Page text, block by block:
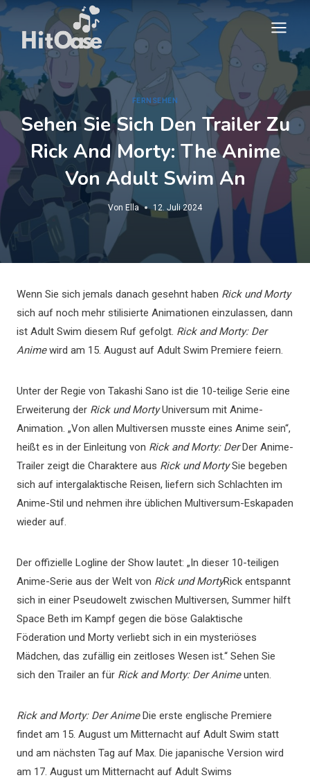
Zum
Inhalt
springen
FERNSEHEN
Sehen Sie Sich Den Trailer Zu
Rick And Morty: The Anime
Von Adult Swim An
Von Ella 12. Juli 2024
Wenn Sie sich jemals danach gesehnt haben Rick und Morty
sich auf noch mehr stilisierte Animationen einzulassen, dann
ist Adult Swim diesem Ruf gefolgt. Rick and Morty: Der
Animewird am 15. August auf Adult Swim Premiere feiern.
Unter der Regie von Takashi Sano ist die 10-teilige Serie eine
Erweiterung der Rick und MortyUniversum mit Anime-
Animation. „Von allen Multiversen musste eines Anime sein“,
heißt es in der Einleitung von Rick and Morty: DerDer Anime-
Trailer zeigt die Charaktere aus Rick und MortySie begeben
sich auf intergalaktische Reisen, liefern sich Schlachten im
Anime-Stil und nehmen ihre üblichen Multiversum-Eskapaden
wieder auf.
Der offizielle Logline der Show lautet: „In dieser 10-teiligen
Anime-Serie aus der Welt von Rick und MortyRick entspannt
sich in einer Pseudowelt zwischen Multiversen, Summer hilft
Space Beth im Kampf gegen die böse Galaktische
Föderation und Morty verliebt sich in ein mysteriöses
Mädchen, das zufällig ein zeitloses Wesen ist.“ Sehen Sie
sich den Trailer an für Rick and Morty: Der Animeunten.
Rick and Morty: Der AnimeDie erste englische Premiere
findet am 15. August um Mitternacht auf Adult Swim statt
und am nächsten Tag auf Max. Die japanische Version wird
am 17. August um Mitternacht auf Adult Swims